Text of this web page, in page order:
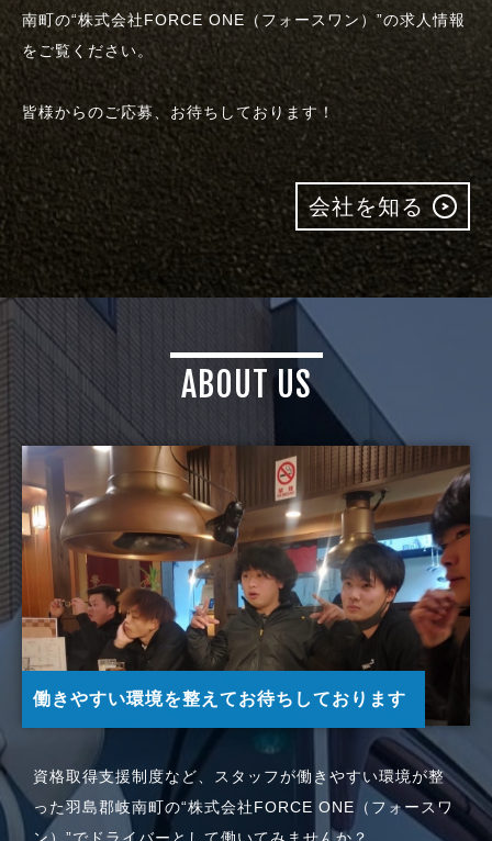
南町の“株式会社FORCE ONE（フォースワン）”の求人情報
をご覧ください。
皆様からのご応募、お待ちしております！
会社を知る
ABOUT US
働きやすい環境を整えてお待ちしております
資格取得支援制度など、スタッフが働きやすい環境が整
った羽島郡岐南町の“株式会社FORCE ONE（フォースワ